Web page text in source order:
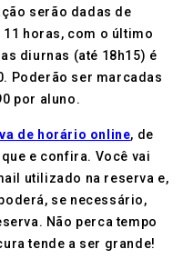
serão dadas de
horas, com o último
diurnas (até 18h15) é
Poderão ser marcadas
por aluno.
de horário online, de
e confira. Você vai
utilizado na reserva e,
se necessário,
Não perca tempo
tende a ser grande!